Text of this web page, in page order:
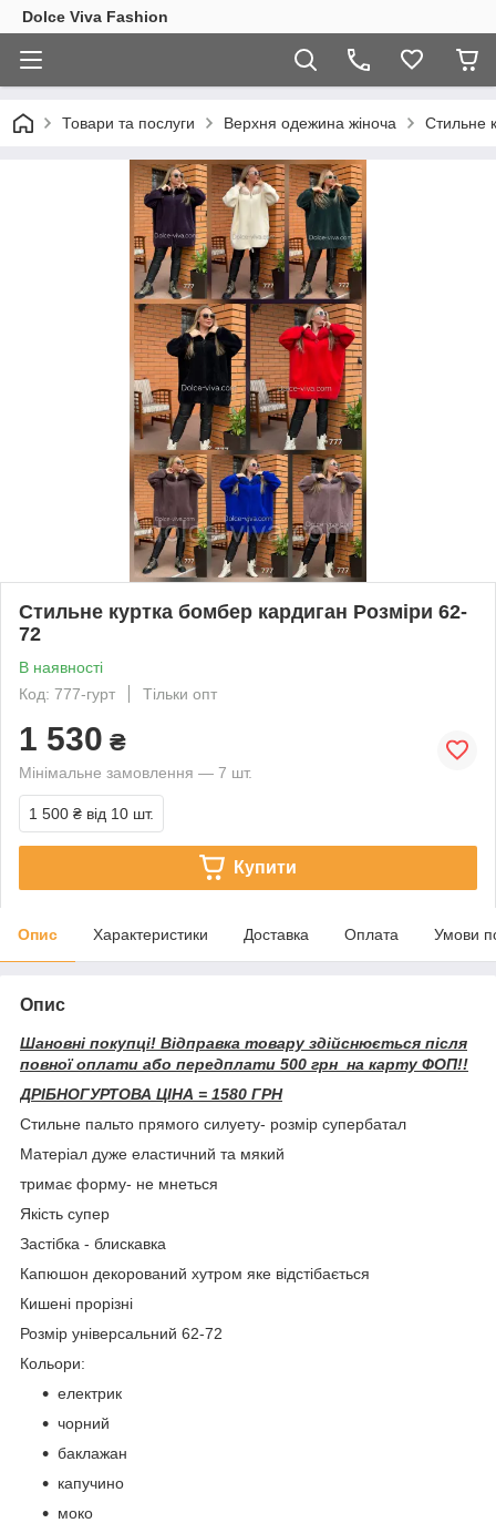
Dolce Viva Fashion
Товари та послуги Верхня одежина жіноча Стильне
Стильне куртка бомбер кардиган Розміри 62-
72
В наявності
Код: 777-гурт
Тільки опт
1 530 ₴
Мінімальне замовлення — 7 шт.
1 500 ₴ від 10 шт.
Купити
Опис Характеристики Доставка Оплата Умови
Опис
Шановні покупці! Відправка товару здійснюється після
повної оплати або передплати 500 грн на карту ФОП!!
ДРІБНОГУРТОВА ЦІНА = 1580 ГРН
Стильне пальто прямого силуету- розмір супербатал
Матеріал дуже еластичний та мякий
тримає форму- не мнеться
Якість супер
Застібка - блискавка
Капюшон декорований хутром яке відстібається
Кишені прорізні
Розмір універсальний 62-72
Кольори:
електрик
чорний
баклажан
капучино
моко